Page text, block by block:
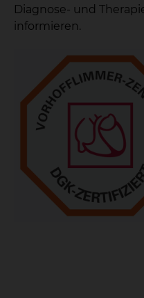
Diagnose- und
informieren.